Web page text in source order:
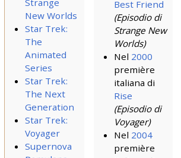
New Worlds
Star Trek:
The
Animated
Series
Star Trek:
The Next
Generation
Star Trek:
Voyager
Supernova
Best Friend
(Episodio di
Strange New
Worlds)
Nel 2000
première
italiana di
Rise
(Episodio di
Voyager)
Nel 2004
première